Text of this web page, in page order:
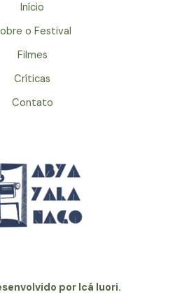
Início
o Festival
Filmes
Críticas
Contato
por Icá Iuori.